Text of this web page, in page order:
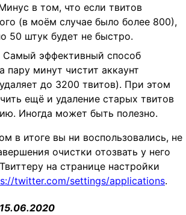
в том, что если твитов
(в моём случае было более 800),
50 штук будет не быстро.
Самый эффективный способ
пару минут чистит аккаунт
до 3200 твитов). При этом
ещё и удаление старых твитов
Иногда может быть полезно.
в итоге вы ни воспользовались, не
очистки отозвать у него
на странице настройки
twitter.com/settings/applications.